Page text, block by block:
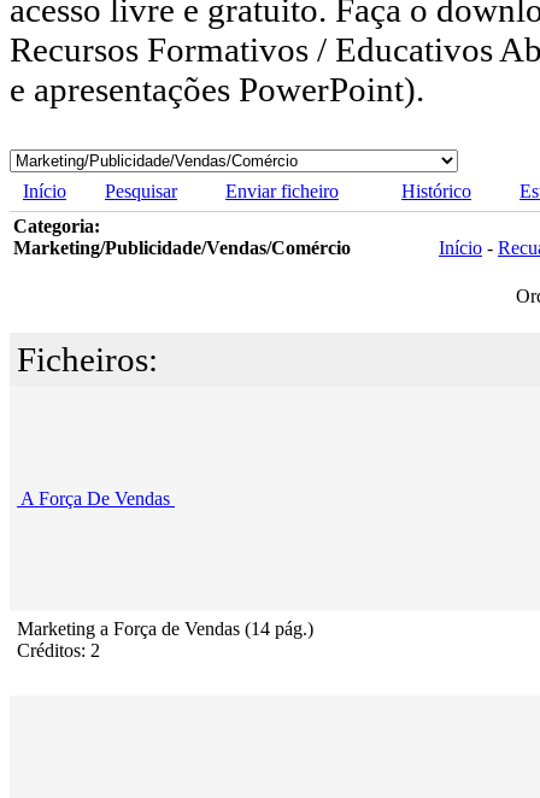
acesso livre e gratuito. Faça o
Recursos Formativos / Educativos
e apresentações PowerPoint).
Início Pesquisar Enviar ficheiro Histórico
Categoria:
Marketing/Publicidade/Vendas/Comércio
Início -
Ficheiros:
A Força De Vendas
Marketing a Força de Vendas (14 pág.)
Créditos: 2